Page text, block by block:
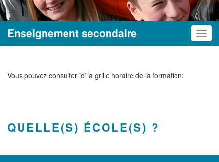
Enseignement secondaire
Vous pouvez consulter ici la grille horaire de la formation:
QUELLE(S) ÉCOLE(S) ?